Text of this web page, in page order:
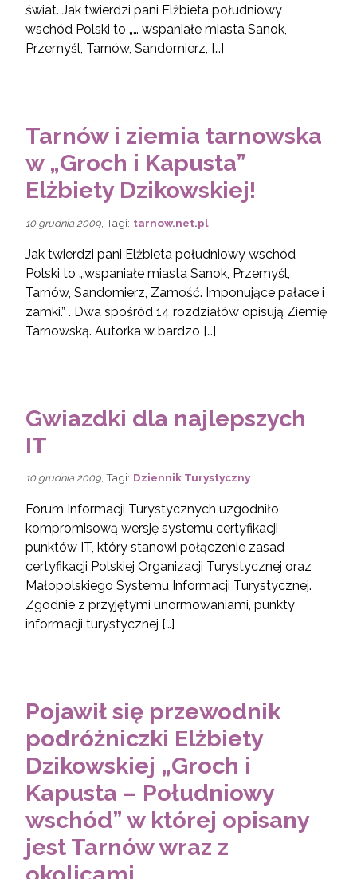
świat. Jak twierdzi pani Elżbieta południowy
wschód Polski to „… wspaniałe miasta Sanok,
Przemyśl, Tarnów, Sandomierz, […]
Tarnów i ziemia tarnowska
w „Groch i Kapusta”
Elżbiety Dzikowskiej!
10 grudnia 2009 , Tagi: tarnow.net.pl
Jak twierdzi pani Elżbieta południowy wschód
Polski to „.wspaniałe miasta Sanok, Przemyśl,
Tarnów, Sandomierz, Zamość. Imponujące pałace i
zamki.” . Dwa spośród 14 rozdziałów opisują Ziemię
Tarnowską. Autorka w bardzo […]
Gwiazdki dla najlepszych
IT
10 grudnia 2009 , Tagi: Dziennik Turystyczny
Forum Informacji Turystycznych uzgodniło
kompromisową wersję systemu certyfikacji
punktów IT, który stanowi połączenie zasad
certyfikacji Polskiej Organizacji Turystycznej oraz
Małopolskiego Systemu Informacji Turystycznej.
Zgodnie z przyjętymi unormowaniami, punkty
informacji turystycznej […]
Pojawił się przewodnik
podróżniczki Elżbiety
Dzikowskiej „Groch i
Kapusta – Południowy
wschód” w której opisany
jest Tarnów wraz z